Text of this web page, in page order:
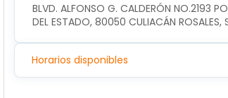
BLVD. ALFONSO G. CALDERÓN NO.2193
DEL ESTADO, 80050 CULIACÁN ROSALES,
Horarios disponibles